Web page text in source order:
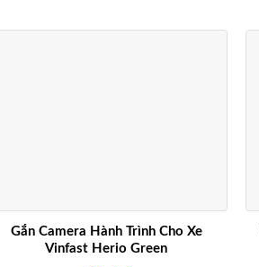
Gắn Camera Hành Trình Cho Xe
Vinfast Herio Green